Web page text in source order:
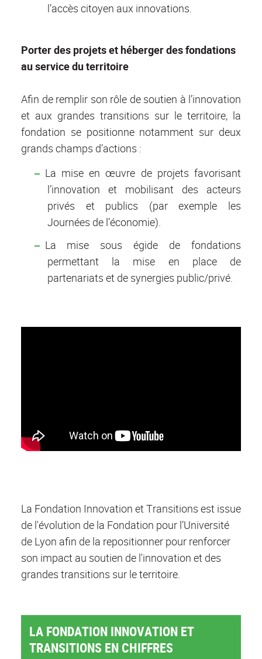
l’accès citoyen aux innovations.
Porter des projets et héberger des fondations
au service du territoire
Afin de remplir son rôle de soutien à l’innovation
et aux grandes transitions sur le territoire, la
fondation se positionne notamment sur deux
grands champs d’actions :
La mise en œuvre de projets favorisant
l’innovation et mobilisant des acteurs
privés et publics (par exemple les
Journées de l’économie).
La mise sous égide de fondations
permettant la mise en place de
partenariats et de synergies public/privé.
La Fondation Innovation et Transitions est issue
de l'évolution de la Fondation pour l’Université
de Lyon afin de la repositionner pour renforcer
son impact au soutien de l'innovation et des
grandes transitions sur le territoire.
LA FONDATION INNOVATION ET
TRANSITIONS EN CHIFFRES